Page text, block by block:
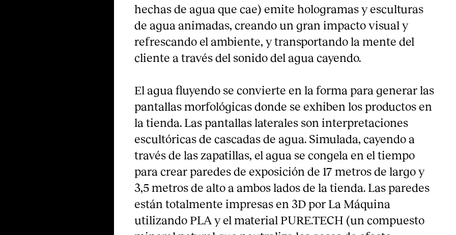
hechas de agua que cae) emite hologramas y esculturas
de agua animadas, creando un gran impacto visual y
refrescando el ambiente, y transportando la mente del
cliente a través del sonido del agua cayendo.
El agua fluyendo se convierte en la forma para generar las
pantallas morfológicas donde se exhiben los productos en
la tienda. Las pantallas laterales son interpretaciones
escultóricas de cascadas de agua. Simulada, cayendo a
través de las zapatillas, el agua se congela en el tiempo
para crear paredes de exposición de 17 metros de largo y
3,5 metros de alto a ambos lados de la tienda. Las paredes
están totalmente impresas en 3D por La Máquina
utilizando PLA y el material PURE.TECH (un compuesto